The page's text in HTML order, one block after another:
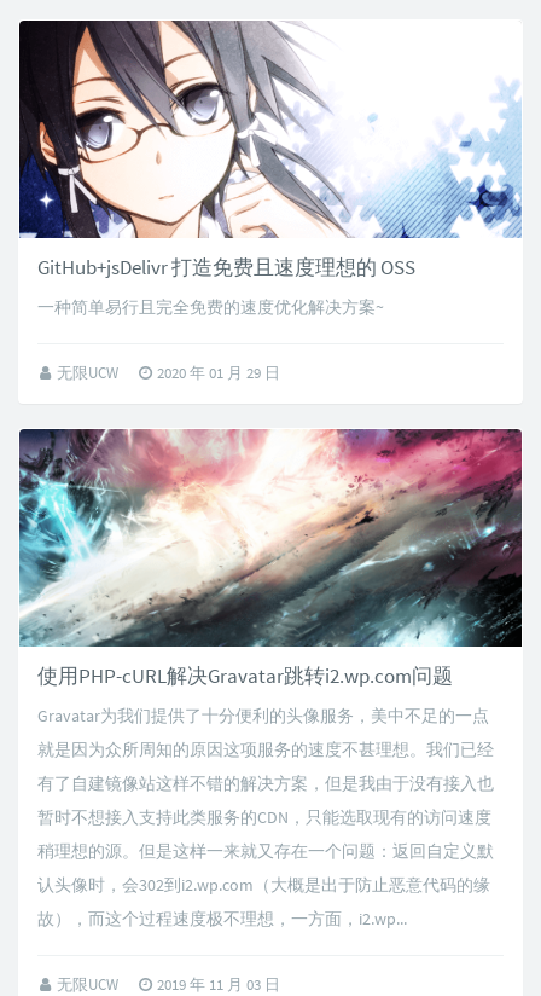
GitHub+jsDelivr 打造免费且速度理想的 OSS
一种简单易行且完全免费的速度优化解决方案~
无限UCW 2020 年 01 月 29 日
使用PHP-cURL解决Gravatar跳转i2.wp.com问题
Gravatar为我们提供了十分便利的头像服务，美中不足的一点
就是因为众所周知的原因这项服务的速度不甚理想。我们已经
有了自建镜像站这样不错的解决方案，但是我由于没有接入也
暂时不想接入支持此类服务的CDN，只能选取现有的访问速度
稍理想的源。但是这样一来就又存在一个问题：返回自定义默
认头像时，会302到i2.wp.com（大概是出于防止恶意代码的缘
故），而这个过程速度极不理想，一方面，i2.wp...
无限UCW 2019 年 11 月 03 日